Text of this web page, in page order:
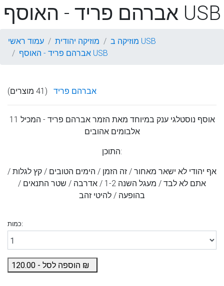
אברהם פריד - האוסף USB
עמוד ראשי מוזיקה יהודית
מוזיקה ב USB
אברהם פריד - האוסף USB
אברהם פריד (41 מוצרים)
אוסף נוסטלגי ענק במיוחד מאת הזמראברהם פריד
- המכיל 11
אלבומים אהובים
התוכן:
אף יהודי לא ישאר מאחור / זה הזמן / הימים הטובים / קץ לגלות /
אתם לא לבד / מעגל השנה 1-2 / אדרבה / שטר התנאים /
בהופעה / להיטי זהב
כמות:
הוספה לסל - 120.00